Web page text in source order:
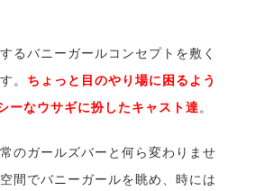
るバニーガールコンセプトを敷く
。 ちょっと目のやり場に困るよう
ーなウサギに扮したキャスト達。
のガールズバーと何ら変わりませ
間でバニーガールを眺め、時には